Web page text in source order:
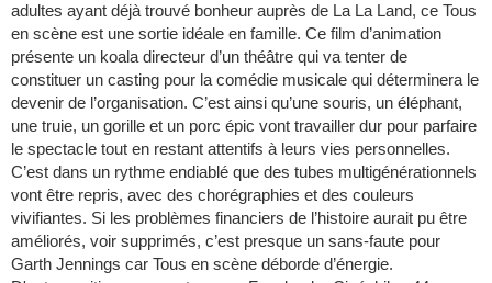
adultes ayant déjà trouvé bonheur auprès de La La Land, ce Tous
en scène est une sortie idéale en famille. Ce film d’animation
présente un koala directeur d’un théâtre qui va tenter de
constituer un casting pour la comédie musicale qui déterminera le
devenir de l’organisation. C’est ainsi qu’une souris, un éléphant,
une truie, un gorille et un porc épic vont travailler dur pour parfaire
le spectacle tout en restant attentifs à leurs vies personnelles.
C’est dans un rythme endiablé que des tubes multigénérationnels
vont être repris, avec des chorégraphies et des couleurs
vivifiantes. Si les problèmes financiers de l’histoire aurait pu être
améliorés, voir supprimés, c’est presque un sans-faute pour
Garth Jennings car Tous en scène déborde d’énergie.